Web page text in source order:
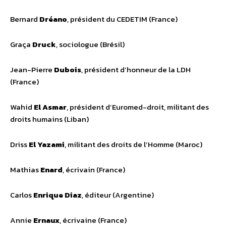
Bernard Dréano, président du CEDETIM (France)
Graça Druck, sociologue (Brésil)
Jean-Pierre Dubois, président d’honneur de la LDH
(France)
Wahid El Asmar, président d’Euromed-droit, militant des
droits humains (Liban)
DrissEl Yazami, militant des droits de l’Homme (Maroc)
MathiasEnard, écrivain (France)
CarlosEnrique Diaz, éditeur (Argentine)
Annie Ernaux, écrivaine (France)